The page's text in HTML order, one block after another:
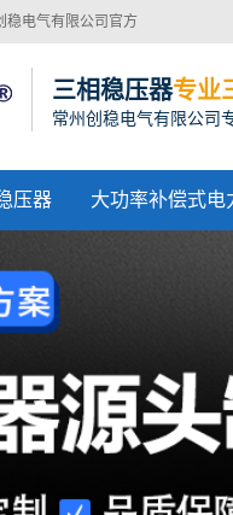
稳电气有限公司官方
三相稳压器专业
常州创稳电气有限公司
压器 大功率补偿式电